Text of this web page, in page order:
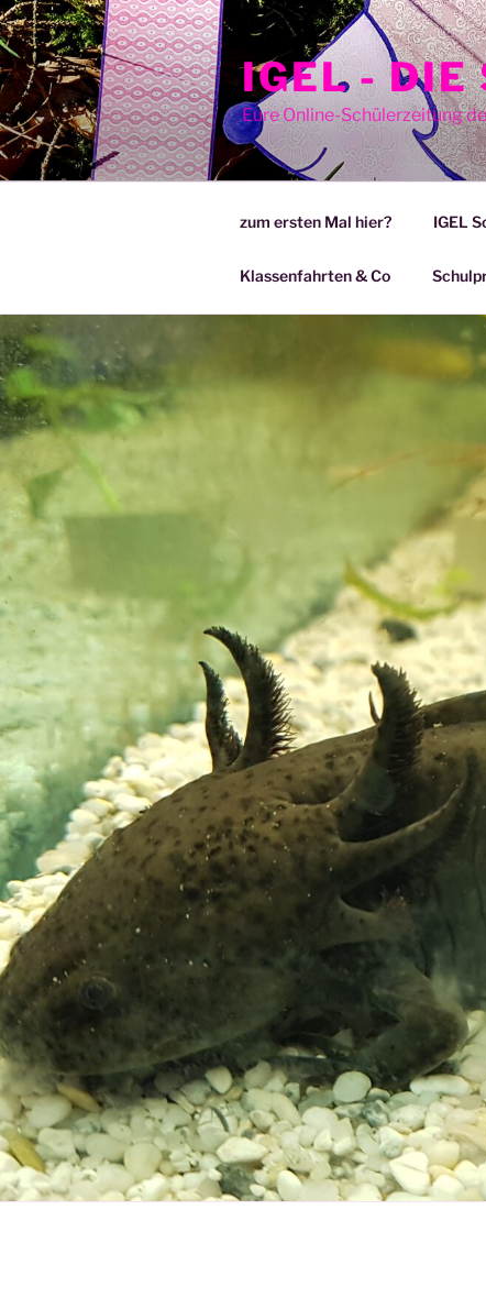
Zum
Inhalt
springen
IGEL - DIE
Eure Online-Schülerzeitung
zum ersten Mal hier? IGEL
Klassenfahrten & Co